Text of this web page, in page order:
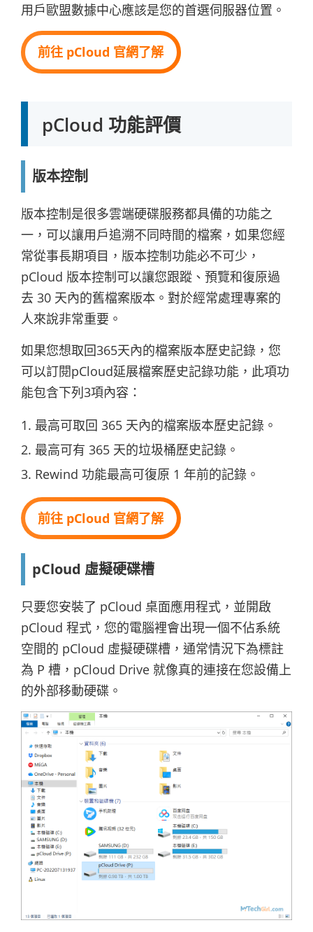
用戶歐盟數據中心應該是您的首選伺服器位置。
前往 pCloud 官網了解
pCloud 功能評價
版本控制
版本控制是很多雲端硬碟服務都具備的功能之
一，可以讓用戶追溯不同時間的檔案，如果您經
常從事長期項目，版本控制功能必不可少，
pCloud 版本控制可以讓您跟蹤、預覽和復原過
去 30 天內的舊檔案版本。對於經常處理專案的
人來說非常重要。
如果您想取回365天內的檔案版本歷史記錄，您
可以訂閱pCloud延展檔案歷史記錄功能，此項功
能包含下列3項內容：
最高可取回 365 天內的檔案版本歷史記錄。
最高可有 365 天的垃圾桶歷史記錄。
Rewind 功能最高可復原 1 年前的記錄。
前往 pCloud 官網了解
pCloud 虛擬硬碟槽
只要您安裝了 pCloud 桌面應用程式，並開啟
pCloud 程式，您的電腦裡會出現一個不佔系統
空間的 pCloud 虛擬硬碟槽，通常情況下為標註
為 P 槽，pCloud Drive 就像真的連接在您設備上
的外部移動硬碟。